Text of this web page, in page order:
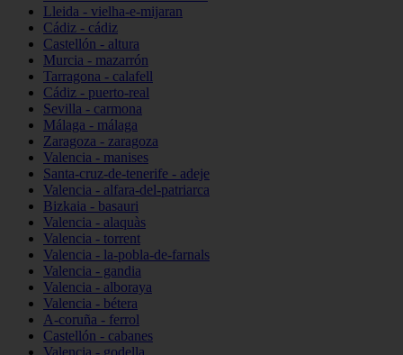
Lleida - vielha-e-mijaran
Cádiz - cádiz
Castellón - altura
Murcia - mazarrón
Tarragona - calafell
Cádiz - puerto-real
Sevilla - carmona
Málaga - málaga
Zaragoza - zaragoza
Valencia - manises
Santa-cruz-de-tenerife - adeje
Valencia - alfara-del-patriarca
Bizkaia - basauri
Valencia - alaquàs
Valencia - torrent
Valencia - la-pobla-de-farnals
Valencia - gandia
Valencia - alboraya
Valencia - bétera
A-coruña - ferrol
Castellón - cabanes
Valencia - godella